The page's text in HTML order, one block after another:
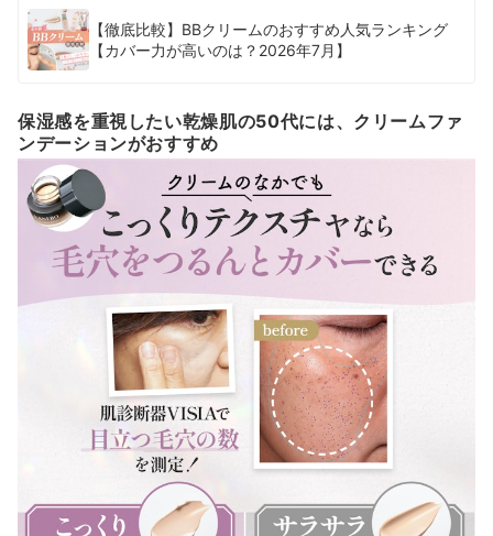
【徹底比較】BBクリームのおすすめ人気ランキング
【カバー力が高いのは？2026年7月】
保湿感を重視したい乾燥肌の50代には、クリームファ
ンデーションがおすすめ